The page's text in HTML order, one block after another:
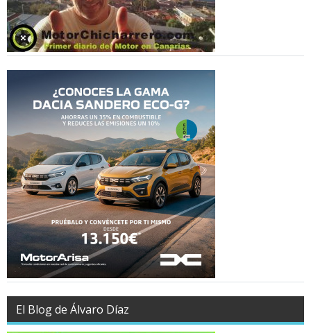
El Blog de Álvaro Díaz